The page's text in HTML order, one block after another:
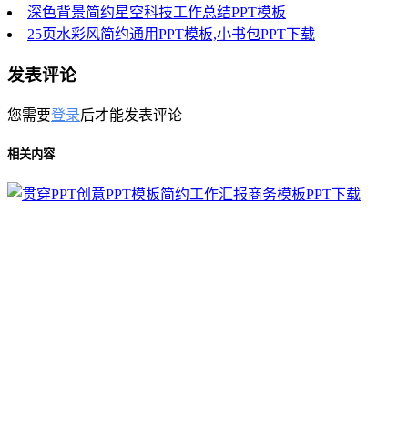
深色背景简约星空科技工作总结PPT模板
25页水彩风简约通用PPT模板,小书包PPT下载
发表评论
您需要登录后才能发表评论
相关内容